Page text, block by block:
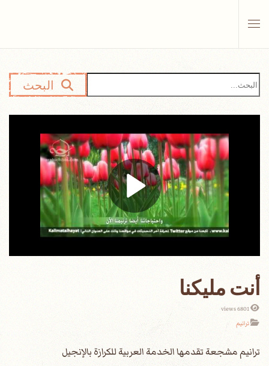
البحث
أنت مليكنا
6801 views
ترانيم